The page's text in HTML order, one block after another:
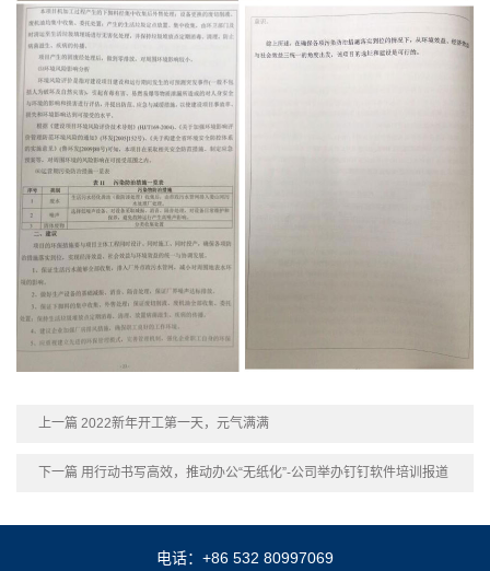
上一篇 2022新年开工第一天，元气满满
下一篇 用行动书写高效，推动办公“无纸化”-公司举办钉钉软件培训报道
电话：+86 532 80997069